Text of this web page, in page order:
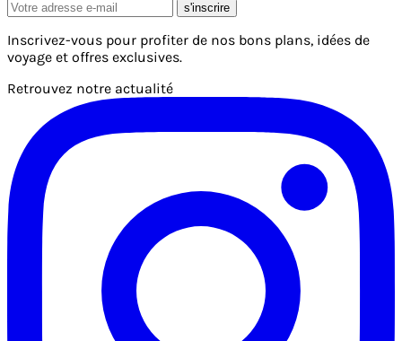
s'inscrire
Inscrivez-vous pour profiter de nos bons plans, idées de
voyage et offres exclusives.
Retrouvez notre actualité